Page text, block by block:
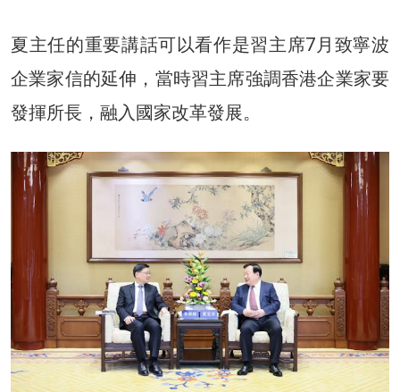
夏主任的重要講話可以看作是習主席7月致寧波
企業家信的延伸，當時習主席強調香港企業家要
發揮所長，融入國家改革發展。